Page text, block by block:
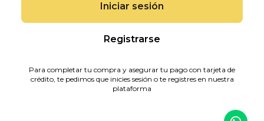
Iniciar sesión
Registrarse
Para completar tu compra y asegurar tu pago con tarjeta de
crédito, te pedimos que inicies sesión o te registres en nuestra
plataforma